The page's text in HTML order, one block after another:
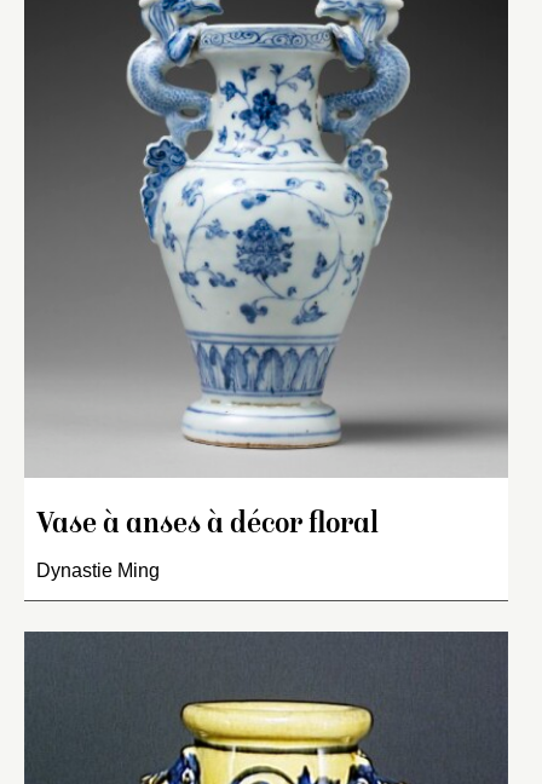
Vase à anses à décor floral
Dynastie Ming